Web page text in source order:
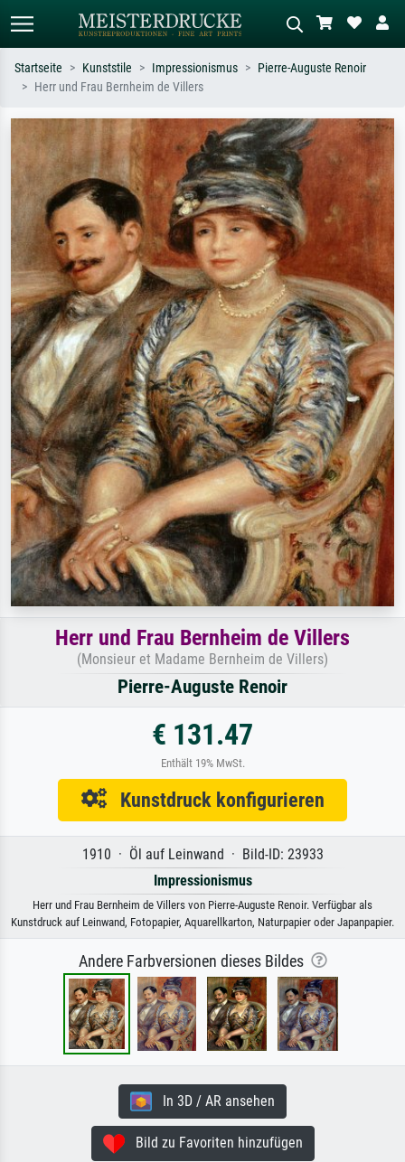
Suchen Sie nach Künstlern, Werktiteln
oder Stilen – z.B. Monet,
Sternennacht, Impressionismus, Welle
Hokusai, Akt.
Beschreiben Sie die Szene – z.B. Grüne
Wiese, Abstrakt mit viel Rot, Dunkles
Ölgemälde, Stehender Akt neben einem
Baum.
Startseite Kunststile Impressionismus
Pierre-Auguste Renoir
Herr und Frau Bernheim de Villers
Herr und Frau Bernheim de Villers
(Monsieur et Madame Bernheim de Villers)
Pierre-Auguste Renoir
€ 131.47
Enthält 19% MwSt.
Kunstdruck konfigurieren
1910 · Öl auf Leinwand · Bild-ID: 23933
Impressionismus
Herr und Frau Bernheim de Villers von Pierre-Auguste Renoir. Verfügbar als
Kunstdruck auf Leinwand, Fotopapier, Aquarellkarton, Naturpapier oder Japanpapier.
Andere Farbversionen dieses Bildes
In 3D / AR ansehen
Bild zu Favoriten hinzufügen